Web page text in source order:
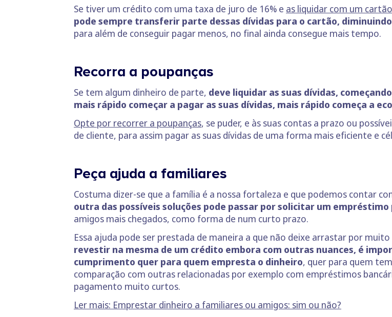
Se tiver um crédito com uma taxa de juro de 16% e as liquidar com um
pode sempre transferir parte dessas dívidas para o cartão,
para além de conseguir pagar menos, no final ainda consegue mais tempo.
Recorra a poupanças
Se tem algum dinheiro de parte, deve liquidar as suas dívidas,
mais rápido começar a pagar as suas dívidas, mais rápido começa a
Opte por recorrer a poupanças, se puder, e às suas contas a prazo ou
de cliente, para assim pagar as suas dívidas de uma forma mais eficiente e
Peça ajuda a familiares
Costuma dizer-se que a família é a nossa fortaleza e que podemos contar
outra das possíveis soluções pode passar por solicitar um
amigos mais chegados, como forma de num curto prazo.
Essa ajuda pode ser prestada de maneira a que não deixe arrastar por
revestir na mesma de um crédito embora com outras nuances, é
cumprimento quer para quem empresta o dinheiro, quer para quem
comparação com outras relacionadas por exemplo com empréstimos
pagamento muito curtos.
Ler mais: Emprestar dinheiro a familiares ou amigos: sim ou não?